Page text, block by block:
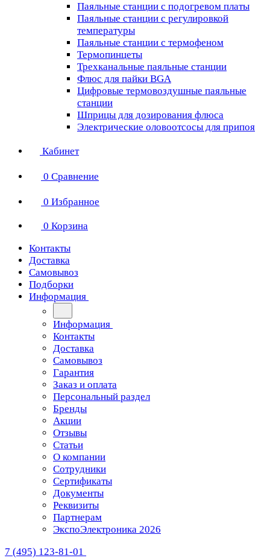
Паяльные станции с подогревом платы
Паяльные станции с регулировкой
температуры
Паяльные станции с термофеном
Термопинцеты
Трехканальные паяльные станции
Флюс для пайки BGA
Цифровые термовоздушные паяльные
станции
Шприцы для дозирования флюса
Электрические оловоотсосы для припоя
Кабинет
0 Сравнение
0 Избранное
0 Корзина
Контакты
Доставка
Самовывоз
Подборки
Информация
Информация
Контакты
Доставка
Самовывоз
Гарантия
Заказ и оплата
Персональный раздел
Бренды
Акции
Отзывы
Статьи
О компании
Сотрудники
Сертификаты
Документы
Реквизиты
Партнерам
ЭкспоЭлектроника 2026
7 (495) 123-81-01